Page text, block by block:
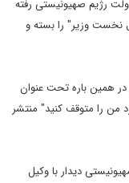
رژیم صهیونیستی رفته
نخست وزیر" را بسته و
در همین باره تحت عنوان
من را متوقف کنید" منتشر
دیدار با وکیل